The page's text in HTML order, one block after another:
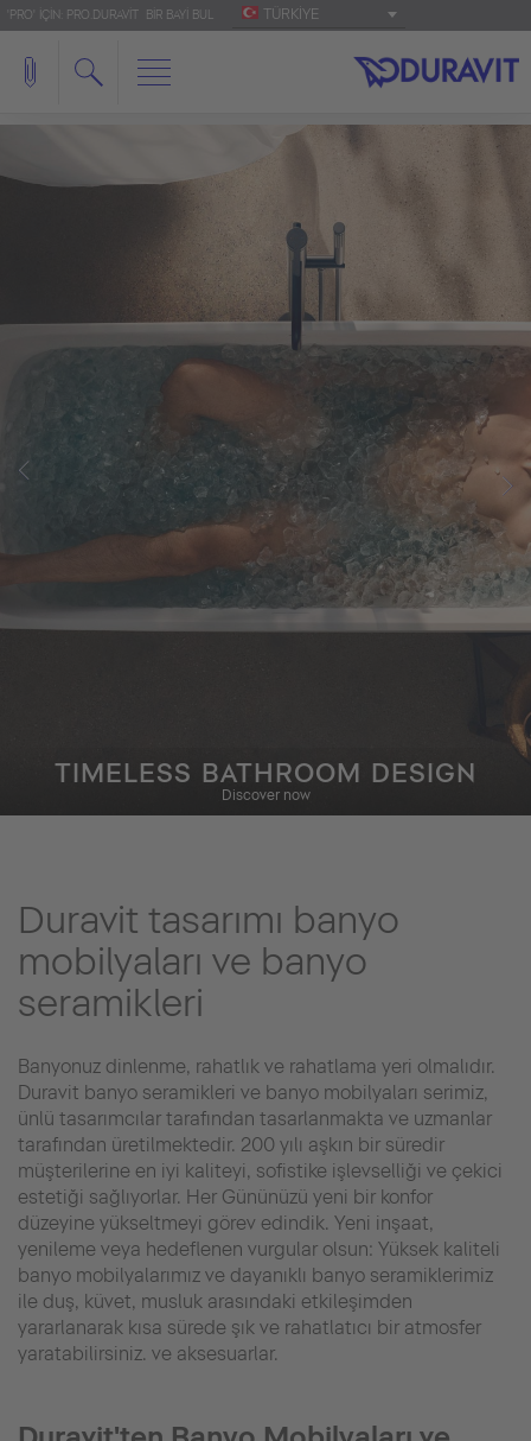
'PRO' IÇIN: PRO.DURAVIT BIR BAYI BUL TÜRKIYE
TIMELESS BATHROOM DESIGN
Discover now
Duravit tasarımı banyo
mobilyaları ve banyo
seramikleri
Banyonuz dinlenme, rahatlık ve rahatlama yeri olmalıdır.
Duravit banyo seramikleri ve banyo mobilyaları serimiz,
ünlü tasarımcılar tarafından tasarlanmakta ve uzmanlar
tarafından üretilmektedir. 200 yılı aşkın bir süredir
müşterilerine en iyi kaliteyi, sofistike işlevselliği ve çekici
estetiği sağlıyorlar. Her Gününüzü yeni bir konfor
düzeyine yükseltmeyi görev edindik. Yeni inşaat,
yenileme veya hedeflenen vurgular olsun: Yüksek kaliteli
banyo mobilyalarımız ve dayanıklı banyo seramiklerimiz
ile duş, küvet, musluk arasındaki etkileşimden
yararlanarak kısa sürede şık ve rahatlatıcı bir atmosfer
yaratabilirsiniz. ve aksesuarlar.